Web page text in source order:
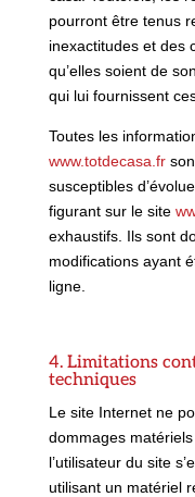
pourront être tenus
inexactitudes et des
qu’elles soient de
qui lui fournissent
Toutes les
www.totdecasa.fr
susceptibles
figurant sur le site
exhaustifs. Ils sont
modifications ayant
ligne.
4. Limitations
techniques
Le site Internet ne
dommages matériels
l’utilisateur du site
utilisant un matériel